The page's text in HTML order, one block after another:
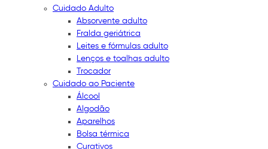
Cuidado Adulto
Absorvente adulto
Fralda geriátrica
Leites e fórmulas adulto
Lenços e toalhas adulto
Trocador
Cuidado ao Paciente
Álcool
Algodão
Aparelhos
Bolsa térmica
Curativos